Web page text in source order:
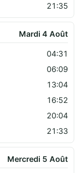
21:35
Mardi 4 Août
04:31
06:09
13:04
16:52
20:04
21:33
Mercredi 5 Août